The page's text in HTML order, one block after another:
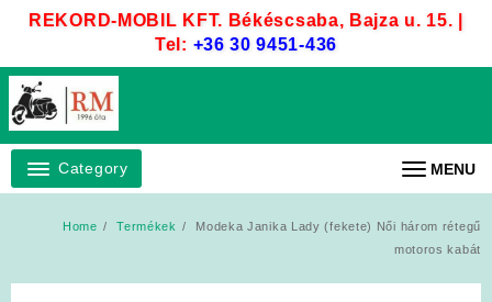
REKORD-MOBIL KFT. Békéscsaba, Bajza u. 15. |
Tel: +36 30 9451-436
Category MENU
Home Termékek
Modeka Janika Lady (fekete) Női három rétegű
motoros kabát